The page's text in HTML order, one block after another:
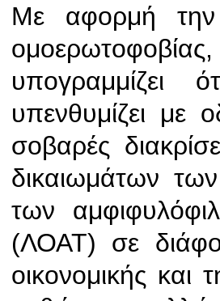
Με αφορμή την
υπενθυμίζει με
σοβαρές
δικαιωμάτων
των
(ΛΟΑΤ) σε
οικονομικής και